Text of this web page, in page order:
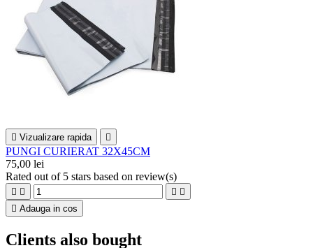
 Vizualizare rapida 
PUNGI CURIERAT 32X45CM
75,00 lei
Rated out of 5 stars based on review(s)
   
 Adauga in cos
Clients also bought